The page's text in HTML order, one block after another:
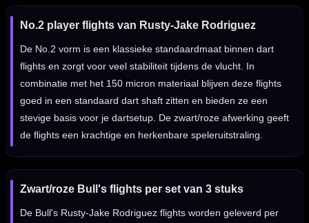
No.2 player flights van Rusty-Jake Rodriguez
De No.2 vorm is een klassieke standaardmaat binnen dart
flights en zorgt voor veel stabiliteit tijdens de vlucht. In
combinatie met het 150 micron materiaal blijven deze flights
goed in een standaard dart shaft zitten en bieden ze een
stevige basis voor je dartsetup. De zwart/roze afwerking geeft
de flights een krachtige en herkenbare speleruitstraling.
Zwart/roze Bull's flights per set van 3 stuks
De Bull's Rusty-Jake Rodriguez flights worden geleverd per